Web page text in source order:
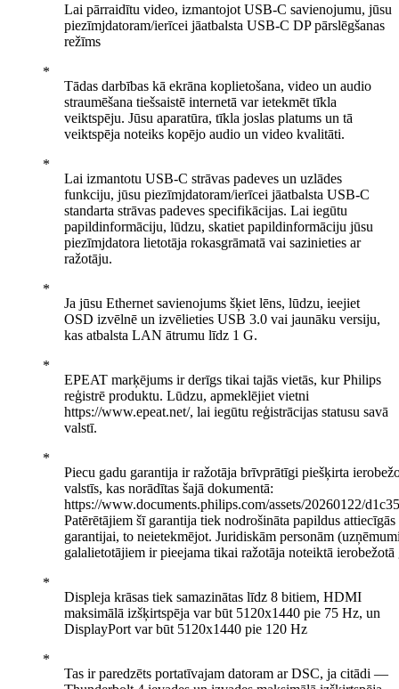
Lai pārraidītu video, izmantojot USB-C savienojumu, jūsu
piezīmjdatoram/ierīcei jāatbalsta USB-C DP pārslēgšanas
režīms
Tādas darbības kā ekrāna koplietošana, video un audio
straumēšana tiešsaistē internetā var ietekmēt tīkla
veiktspēju. Jūsu aparatūra, tīkla joslas platums un tā
veiktspēja noteiks kopējo audio un video kvalitāti.
Lai izmantotu USB-C strāvas padeves un uzlādes
funkciju, jūsu piezīmjdatoram/ierīcei jāatbalsta USB-C
standarta strāvas padeves specifikācijas. Lai iegūtu
papildinformāciju, lūdzu, skatiet papildinformāciju jūsu
piezīmjdatora lietotāja rokasgrāmatā vai sazinieties ar
ražotāju.
Ja jūsu Ethernet savienojums šķiet lēns, lūdzu, ieejiet
OSD izvēlnē un izvēlieties USB 3.0 vai jaunāku versiju,
kas atbalsta LAN ātrumu līdz 1 G.
EPEAT marķējums ir derīgs tikai tajās vietās, kur Philips
reģistrē produktu. Lūdzu, apmeklējiet vietni
https://www.epeat.net/, lai iegūtu reģistrācijas statusu savā
valstī.
Piecu gadu garantija ir ražotāja brīvprātīgi piešķirta
valstīs, kas norādītas šajā dokumentā:
https://www.documents.philips.com/assets/20260122/
Patērētājiem šī garantija tiek nodrošināta papildus
garantijai, to neietekmējot. Juridiskām personām
galalietotājiem ir pieejama tikai ražotāja noteiktā ierobežotā
Displeja krāsas tiek samazinātas līdz 8 bitiem, HDMI
maksimālā izšķirtspēja var būt 5120x1440 pie 75 Hz, un
DisplayPort var būt 5120x1440 pie 120 Hz
Tas ir paredzēts portatīvajam datoram ar DSC, ja citādi —